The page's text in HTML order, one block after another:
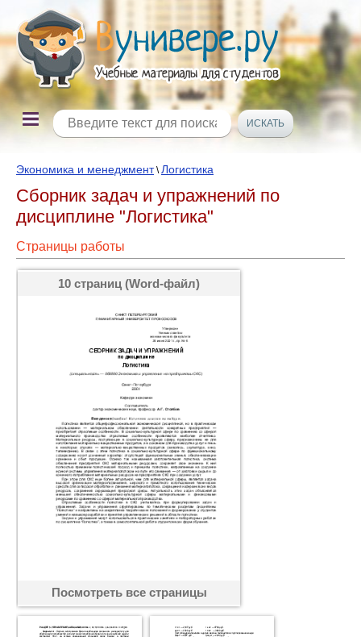
Экономика и менеджмент\Логистика
Сборник задач и упражнений по
дисциплине "Логистика"
Страницы работы
10 страниц (Word-файл)
Посмотреть все страницы